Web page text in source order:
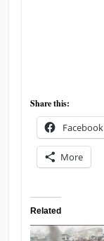
Share this:
Facebook
More
Related